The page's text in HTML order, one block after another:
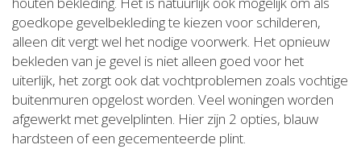
goedkope gevelbekleding te kiezen voor schilderen,
alleen dit vergt wel het nodige voorwerk. Het opnieuw
bekleden van je gevel is niet alleen goed voor het
uiterlijk, het zorgt ook dat vochtproblemen zoals vochtige
buitenmuren opgelost worden. Veel woningen worden
afgewerkt met gevelplinten. Hier zijn 2 opties, blauw
hardsteen of een gecementeerde plint.